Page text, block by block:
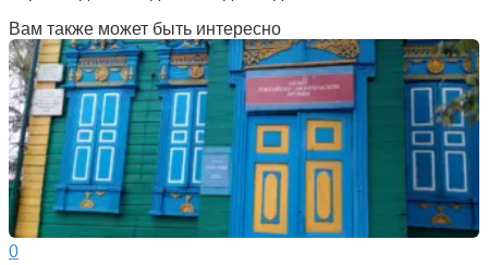
Вам также может быть интересно
0